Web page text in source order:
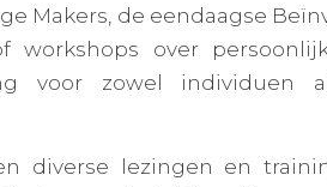
Makers , de eendaagse
workshops over
voor zowel individuen
diverse lezingen en